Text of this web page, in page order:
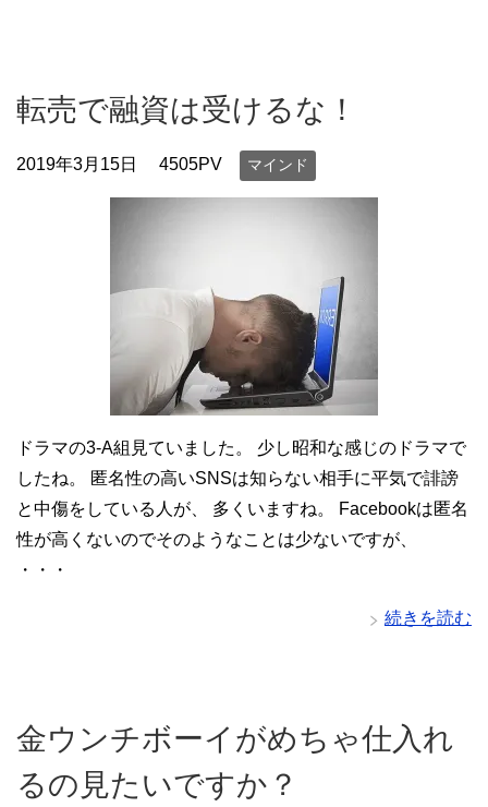
転売で融資は受けるな！
2019年3月15日 4505PV マインド
ドラマの3-A組見ていました。 少し昭和な感じのドラマで
したね。 匿名性の高いSNSは知らない相手に平気で誹謗
と中傷をしている人が、 多くいますね。 Facebookは匿名
性が高くないのでそのようなことは少ないですが、
・・・
続きを読む
金ウンチボーイがめちゃ仕入れ
るの見たいですか？